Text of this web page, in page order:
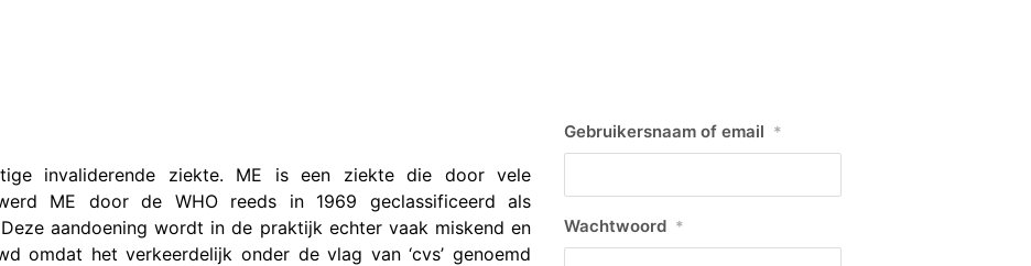
invaliderende ziekte. ME is een ziekte die door vele
ME door de WHO reeds in 1969 geclassificeerd als
aandoening wordt in de praktijk echter vaak miskend en
omdat het verkeerdelijk onder de vlag van ‘cvs’ genoemd
Gebruikersnaam of email *
Wachtwoord *